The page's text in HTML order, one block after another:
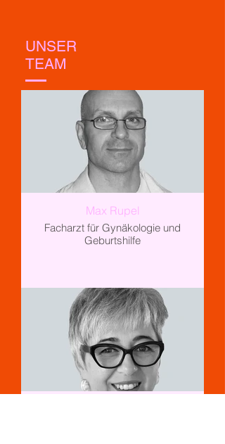
UNSER
TEAM
Max Rupel
Facharzt für Gynäkologie und
Geburtshilfe